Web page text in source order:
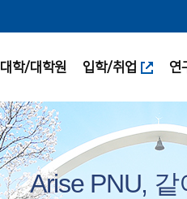
대학/대학원 입학/취업 연
Arise PNU,